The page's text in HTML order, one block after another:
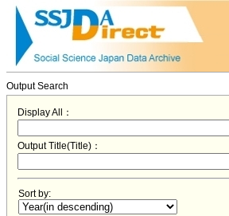
Output Search
Display All：
Output Title(Title)：
Sort by: